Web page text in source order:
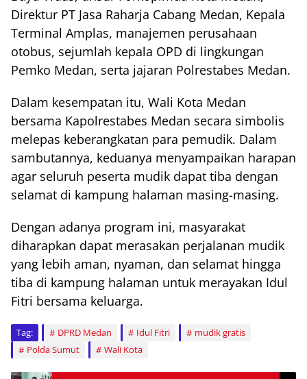
Direktur PT Jasa Raharja Cabang Medan, Kepala
Terminal Amplas, manajemen perusahaan
otobus, sejumlah kepala OPD di lingkungan
Pemko Medan, serta jajaran Polrestabes Medan.
Dalam kesempatan itu, Wali Kota Medan
bersama Kapolrestabes Medan secara simbolis
melepas keberangkatan para pemudik. Dalam
sambutannya, keduanya menyampaikan harapan
agar seluruh peserta mudik dapat tiba dengan
selamat di kampung halaman masing-masing.
Dengan adanya program ini, masyarakat
diharapkan dapat merasakan perjalanan mudik
yang lebih aman, nyaman, dan selamat hingga
tiba di kampung halaman untuk merayakan Idul
Fitri bersama keluarga.
Tag: DPRD Medan Idul Fitri
mudik gratis
Polda Sumut
Wali Kota